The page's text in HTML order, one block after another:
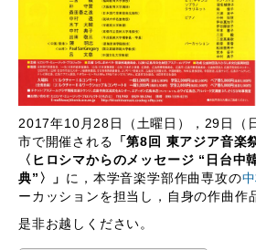
2017年10月28日（土曜日），29日（
市で開催される
「第8回 東アジア音
〈ヒロシマからのメッセージ “日台中
典”〉」 に，本学音楽学部作曲専攻の
ーカッションを担当し，自身の作曲作
是非お越しください。